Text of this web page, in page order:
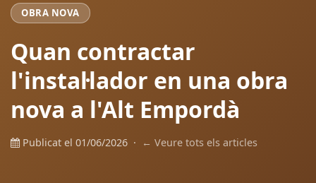
OBRA NOVA
Quan contractar
l'instal·lador en una obra
nova a l'Alt Empordà
Publicat el 01/06/2026 · ← Veure tots els articles